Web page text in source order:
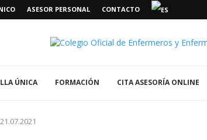
ASESOR PERSONAL CONTACTO
ÚNICA FORMACIÓN CITA ASESORÍA ONLINE